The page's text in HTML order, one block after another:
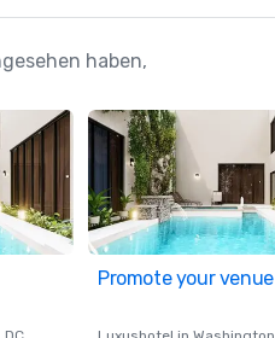
haben,
Promote your venue